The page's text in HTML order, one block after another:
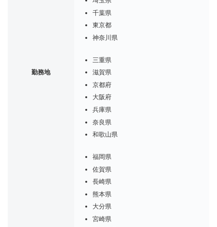
勤務地
千葉県
東京都
神奈川県
三重県
滋賀県
京都府
大阪府
兵庫県
奈良県
和歌山県
福岡県
佐賀県
長崎県
熊本県
大分県
宮崎県